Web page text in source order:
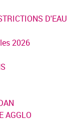
D'EAU
2026
AGGLO